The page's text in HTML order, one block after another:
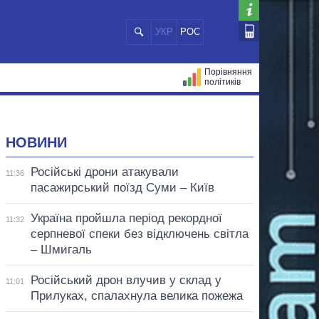
УКР РОС
Порівняння
політиків
НОВИНИ
11:36
Російські дрони атакували
пасажирський поїзд Суми – Київ
11:32
Україна пройшла період рекордної
серпневої спеки без відключень світла
– Шмигаль
11:01
Російський дрон влучив у склад у
Прилуках, спалахнула велика пожежа